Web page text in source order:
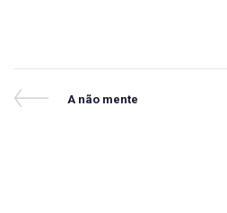
Navegação
Previous
A não mente